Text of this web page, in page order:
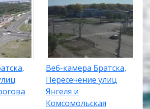
Веб-камера Братска,
Пересечение улиц
Янгеля и
Комсомольская